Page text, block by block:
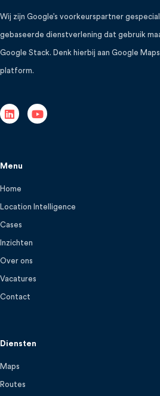
Wij zijn Google’s voorkeurspartner
gebaseerde dienstverlening dat gebruik
Google Stack. Denk hierbij aan Google
platform.
Menu
Home
Location Intelligence
Cases
Inzichten
Over ons
Vacatures
Contact
Diensten
Maps
Routes